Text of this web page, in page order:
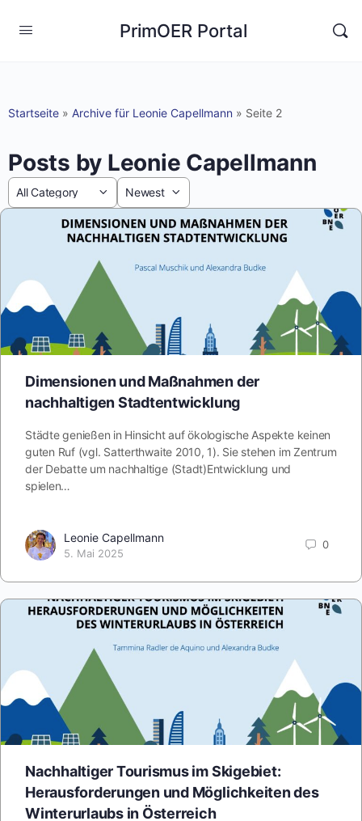
PrimOER Portal
Startseite » Archive für Leonie Capellmann » Seite 2
Posts by Leonie Capellmann
Dimensionen und Maßnahmen der
nachhaltigen Stadtentwicklung
Städte genießen in Hinsicht auf ökologische Aspekte keinen
guten Ruf (vgl. Satterthwaite 2010, 1). Sie stehen im Zentrum
der Debatte um nachhaltige (Stadt)Entwicklung und
spielen…
Leonie Capellmann
5. Mai 2025
0
Nachhaltiger Tourismus im Skigebiet:
Herausforderungen und Möglichkeiten des
Winterurlaubs in Österreich